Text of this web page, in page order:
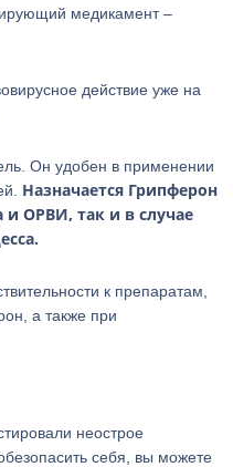
медикамент –
действие уже на
Он удобен в применении
Назначается Грипферон
ОРВИ, так и в случае
к препаратам,
а также при
неострое
себя, вы можете